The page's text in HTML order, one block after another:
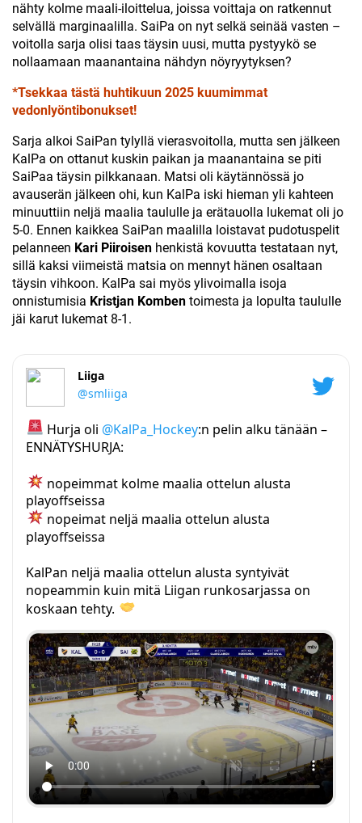
nähty kolme maali-iloittelua, joissa voittaja on ratkennut
selvällä marginaalilla. SaiPa on nyt selkä seinää vasten –
voitolla sarja olisi taas täysin uusi, mutta pystyykö se
nollaamaan maanantaina nähdyn nöyryytyksen?
*Tsekkaa tästä huhtikuun 2025 kuumimmat
vedonlyöntibonukset!
Sarja alkoi SaiPan tylyllä vierasvoitolla, mutta sen jälkeen
KalPa on ottanut kuskin paikan ja maanantaina se piti
SaiPaa täysin pilkkanaan. Matsi oli käytännössä jo
avauserän jälkeen ohi, kun KalPa iski hieman yli kahteen
minuuttiin neljä maalia taululle ja erätauolla lukemat oli jo
5-0. Ennen kaikkea SaiPan maalilla loistavat pudotuspelit
pelanneen Kari Piiroisen henkistä kovuutta testataan nyt,
sillä kaksi viimeistä matsia on mennyt hänen osaltaan
täysin vihkoon. KalPa sai myös ylivoimalla isoja
onnistumisia Kristjan Komben toimesta ja lopulta taululle
jäi karut lukemat 8-1.
Liiga
@smliiga
Hurja oli @KalPa_Hockey:n pelin alku tänään –
ENNÄTYSHURJA:
nopeimmat kolme maalia ottelun alusta
playoffseissa
nopeimat neljä maalia ottelun alusta
playoffseissa
KalPan neljä maalia ottelun alusta syntyivät
nopeammin kuin mitä Liigan runkosarjassa on
koskaan tehty.